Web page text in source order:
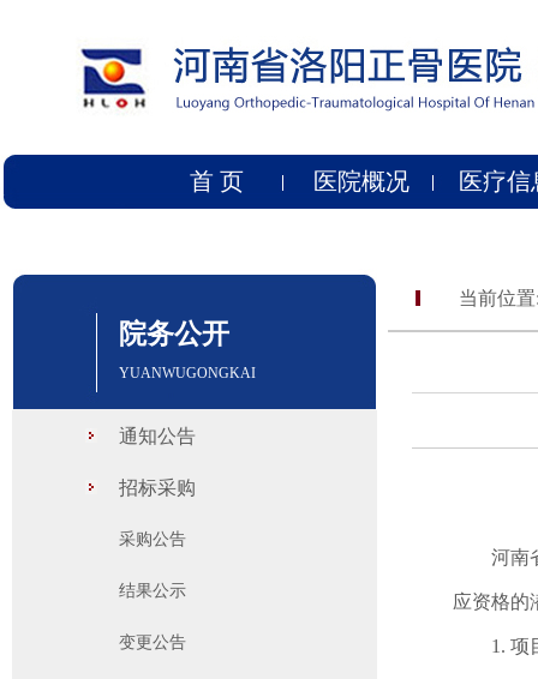
首 页 医院概况 医疗信
院务公开
YUANWUGONGKAI
通知公告
招标采购
采购公告
结果公示
变更公告
当前位置
河南省
应资格的
1. 项目